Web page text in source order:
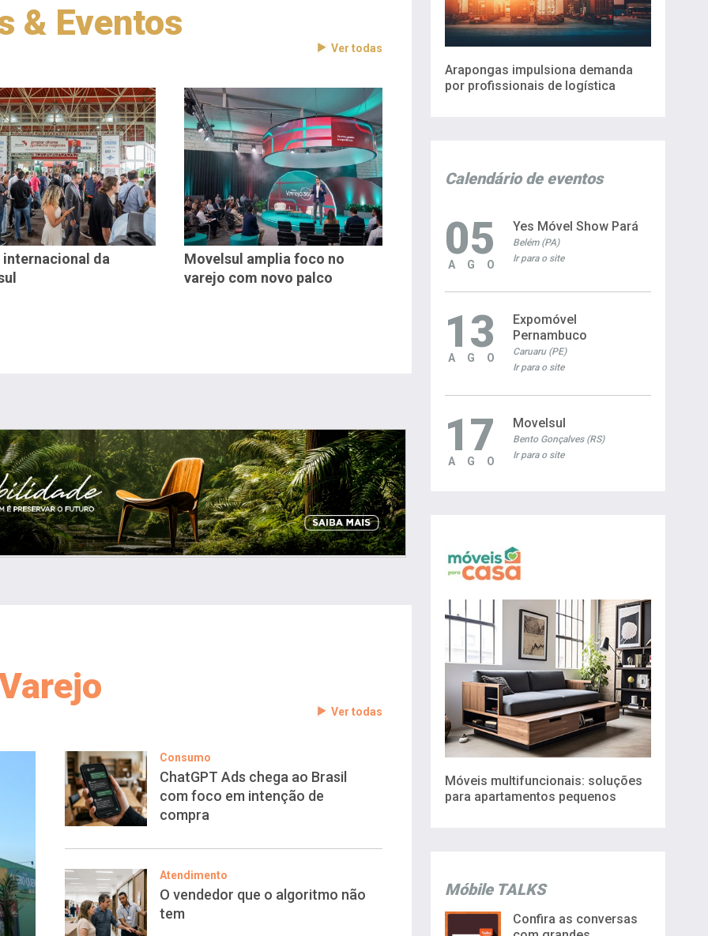
& Eventos
Ver todas
internacional da
Movelsul amplia foco no
varejo com novo palco
Ver todas
Consumo
ChatGPT Ads chega ao Brasil
com foco em intenção de
compra
Atendimento
O vendedor que o algoritmo não
tem
Arapongas impulsiona demanda
por profissionais de logística
Calendário de eventos
05
AGO
Yes Móvel Show Pará
Belém (PA)
Ir para o site
13
AGO
Expomóvel
Pernambuco
Caruaru (PE)
Ir para o site
17
AGO
Movelsul
Bento Gonçalves (RS)
Ir para o site
Móveis multifuncionais: soluções
para apartamentos pequenos
Móbile TALKS
Confira as conversas